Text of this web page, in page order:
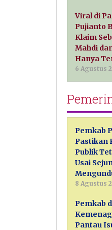
Viral di
Pujianto
Klaim
Mahdi
Hanya
6 Agustus
Pemkab
Pastikan
Publik
Usai
8 Agustus
Pemkab
Pantau